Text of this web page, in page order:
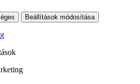
Beállítások módosítása